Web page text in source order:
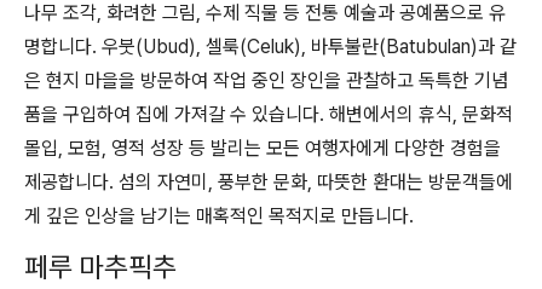
나무 조각, 화려한 그림, 수제 직물 등 전통 예술과 공예품으로 유
명합니다. 우붓(Ubud), 셀룩(Celuk), 바투불란(Batubulan)과 같
은 현지 마을을 방문하여 작업 중인 장인을 관찰하고 독특한 기념
품을 구입하여 집에 가져갈 수 있습니다. 해변에서의 휴식, 문화적
몰입, 모험, 영적 성장 등 발리는 모든 여행자에게 다양한 경험을
제공합니다. 섬의 자연미, 풍부한 문화, 따뜻한 환대는 방문객들에
게 깊은 인상을 남기는 매혹적인 목적지로 만듭니다.
페루 마추픽추